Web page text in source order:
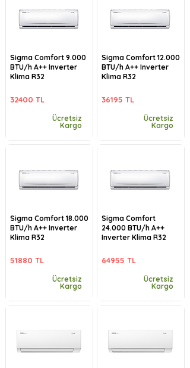
Sigma Comfort 9.000
BTU/h A++ Inverter
Klima R32
32400 TL
Ücretsiz
Kargo
Sigma Comfort 18.000
BTU/h A++ Inverter
Klima R32
51880 TL
Ücretsiz
Kargo
Sigma Comfort 12.000
BTU/h A++ Inverter
Klima R32
36195 TL
Ücretsiz
Kargo
Sigma Comfort
24.000 BTU/h A++
Inverter Klima R32
64955 TL
Ücretsiz
Kargo